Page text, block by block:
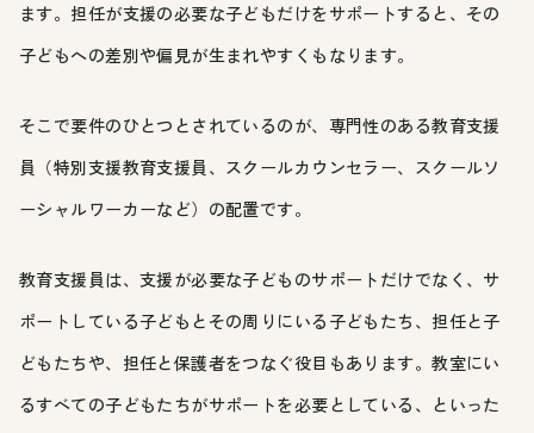
ます。担任が支援の必要な子どもだけをサポートすると、その
子どもへの差別や偏見が生まれやすくもなります。
そこで要件のひとつとされているのが、専門性のある教育支援
員（特別支援教育支援員、スクールカウンセラー、スクールソ
ーシャルワーカーなど）の配置です。
教育支援員は、支援が必要な子どものサポートだけでなく、サ
ポートしている子どもとその周りにいる子どもたち、担任と子
どもたちや、担任と保護者をつなぐ役目もあります。教室にい
るすべての子どもたちがサポートを必要としている、といった